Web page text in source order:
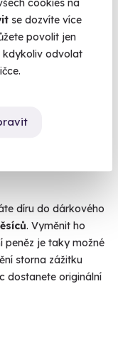
cookies na
se dozvíte více
povolit jen
kdykoliv odvolat
díru do dárkového
. Vyměnit ho
peněz je taky možné
storna zážitku
dostanete originální